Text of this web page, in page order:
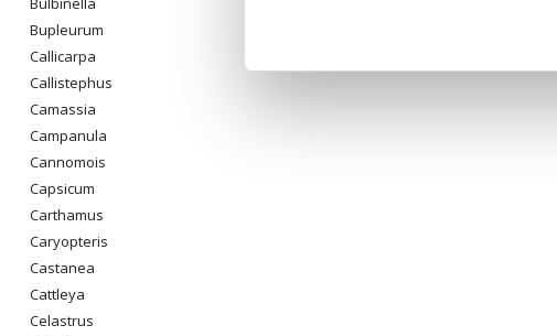
Bupleurum
Callicarpa
Callistephus
Camassia
Campanula
Cannomois
Capsicum
Carthamus
Caryopteris
Castanea
Cattleya
Celastrus